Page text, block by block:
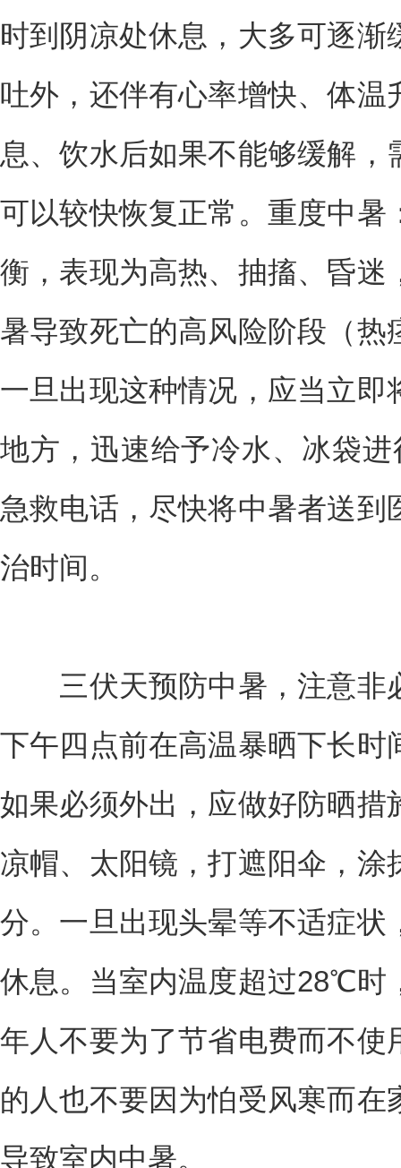
时到阴凉处休息，大多可逐
吐外，还伴有心率增快、体
息、饮水后如果不能够缓解
可以较快恢复正常。重度中暑
衡，表现为高热、抽搐、昏迷
暑导致死亡的高风险阶段（
一旦出现这种情况，应当立
地方，迅速给予冷水、冰袋
急救电话，尽快将中暑者送
治时间。
三伏天预防中暑，注意非
下午四点前在高温暴晒下长时
如果必须外出，应做好防晒
凉帽、太阳镜，打遮阳伞，
分。一旦出现头晕等不适症状
休息。当室内温度超过28℃时
年人不要为了节省电费而不使
的人也不要因为怕受风寒而
导致室内中暑。